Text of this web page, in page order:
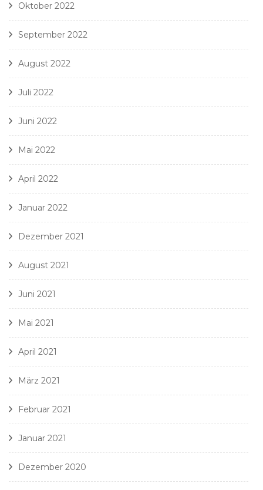
Oktober 2022
September 2022
August 2022
Juli 2022
Juni 2022
Mai 2022
April 2022
Januar 2022
Dezember 2021
August 2021
Juni 2021
Mai 2021
April 2021
März 2021
Februar 2021
Januar 2021
Dezember 2020